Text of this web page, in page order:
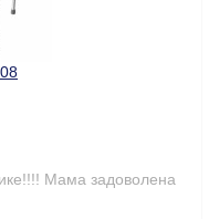
Мама задоволена